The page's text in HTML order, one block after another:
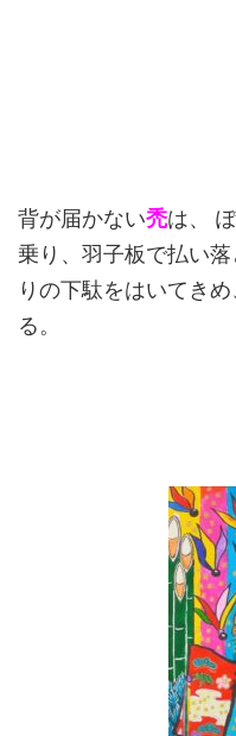
背が届かない禿は、
乗り、羽子板で払い
りの下駄をはいてき
る。